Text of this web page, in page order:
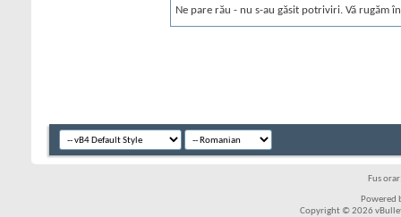
Ne pare rău - nu s-au găsit potriviri. Vă rugăm
Fus
Powered
Copyright © 2026